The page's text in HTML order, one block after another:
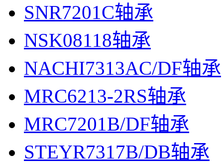
SNR7201C轴承
NSK08118轴承
NACHI7313AC/DF轴承
MRC6213-2RS轴承
MRC7201B/DF轴承
STEYR7317B/DB轴承